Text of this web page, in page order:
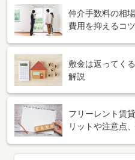
仲介手数料の相
費用を抑えるコ
敷金は返ってく
解説
フリーレント賃
リットや注意点